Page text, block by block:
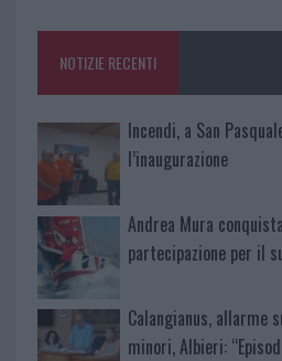
o
k
p
NOTIZIE RECENTI
Incendi, a San
l’inaugurazione
Andrea Mura
partecipazione per il
Calangianus, allarme
minori, Albieri: